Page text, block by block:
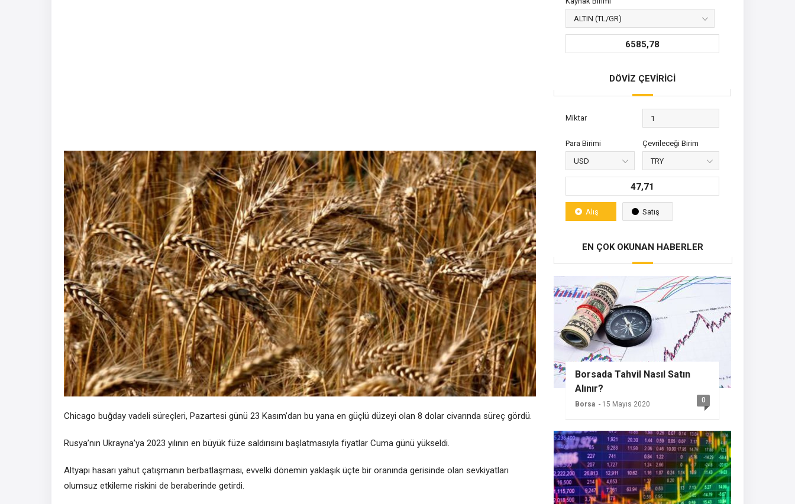
Chicago buğday vadeli süreçleri, Pazartesi günü 23 Kasım’dan bu yana en güçlü düzeyi olan 8 dolar civarında süreç gördü.
Rusya’nın Ukrayna’ya 2023 yılının en büyük füze saldırısını başlatmasıyla fiyatlar Cuma günü yükseldi.
Altyapı hasarı yahut çatışmanın berbatlaşması, evvelki dönemin yaklaşık üçte bir oranında gerisinde olan sevkiyatları
olumsuz etkileme riskini de beraberinde getirdi.
6585,78
DÖVİZ ÇEVİRİCİ
Miktar
Para Birimi Çevrileceği Birim
47,71
Alış Satış
EN ÇOK OKUNAN HABERLER
Borsada Tahvil Nasıl Satın
Alınır?
Borsa - 15 Mayıs 2020 0